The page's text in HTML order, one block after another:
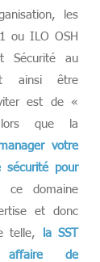
les
ou ILO OSH
Sécurité au
ainsi être
est de «
que la
votre
sécurité pour
ce domaine
et donc
telle,
la SST
de